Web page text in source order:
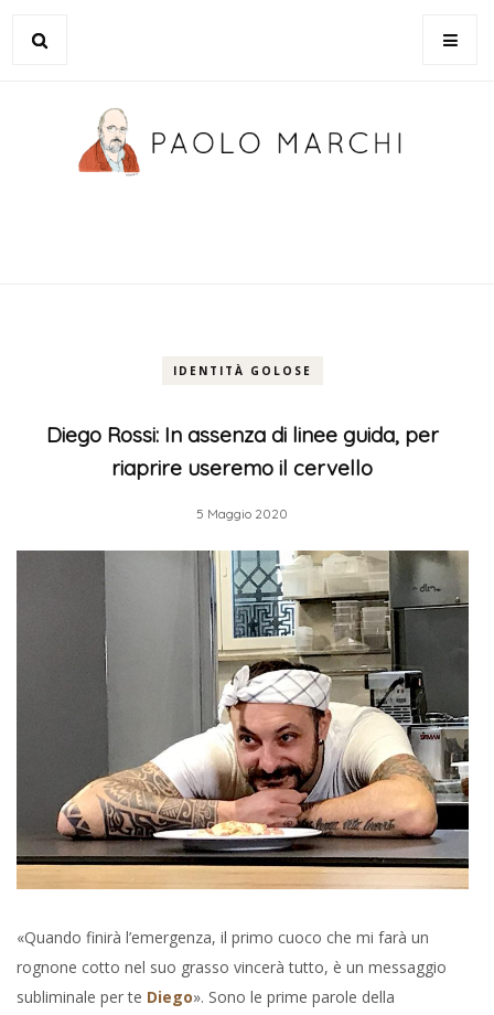
IDENTITÀ GOLOSE
Diego Rossi: In assenza di linee guida, per
riaprire useremo il cervello
5 Maggio 2020
«Quando finirà l’emergenza, il primo cuoco che mi farà un
rognone cotto nel suo grasso vincerà tutto, è un messaggio
subliminale per te Diego». Sono le prime parole della